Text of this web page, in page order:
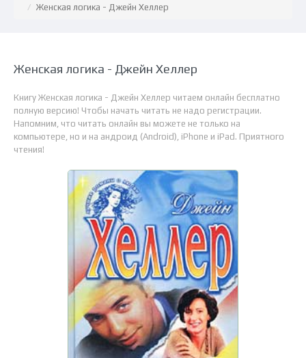
Женская логика - Джейн Хеллер
Женская логика - Джейн Хеллер
Книгу Женская логика - Джейн Хеллер читаем онлайн бесплатно
полную версию! Чтобы начать читать не надо регистрации.
Напомним, что читать онлайн вы можете не только на
компьютере, но и на андроид (Android), iPhone и iPad. Приятного
чтения!